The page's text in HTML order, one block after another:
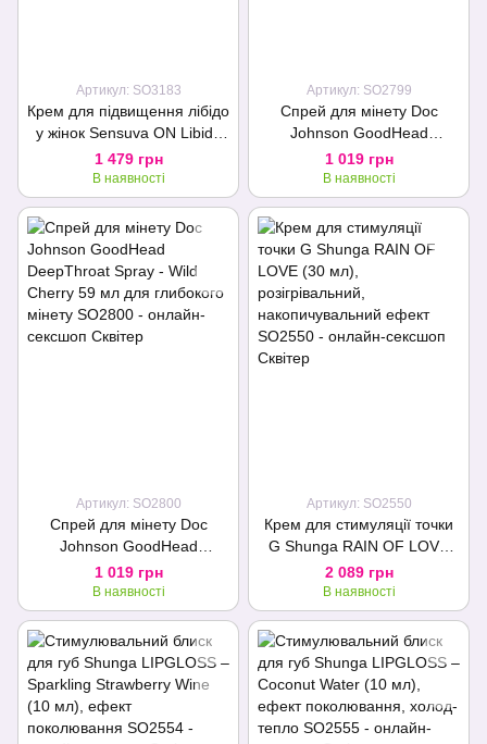
Артикул: SO3183
Крем для підвищення лібідо
у жінок Sensuva ON Libido
(50 мл) з натуральними
екстрактами
1 479 грн
В наявності
Артикул: SO2799
Спрей для мінету Doc
Johnson GoodHead
DeepThroat Spray - Mystical
Mint 59 мл для глибокого
мінету
1 019 грн
В наявності
Артикул: SO2800
Спрей для мінету Doc
Johnson GoodHead
DeepThroat Spray - Wild
Cherry 59 мл для глибокого
мінету
1 019 грн
В наявності
Артикул: SO2550
Крем для стимуляції точки
G Shunga RAIN OF LOVE
(30 мл), розігрівальний,
накопичувальний ефект
2 089 грн
В наявності